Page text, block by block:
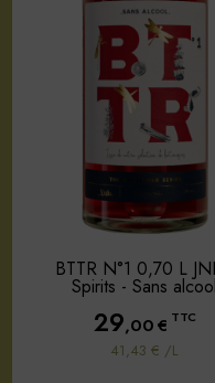
BTTR N°1 0,70 L
Spirits - Sans
29,00€ TTC
41,43 € /L